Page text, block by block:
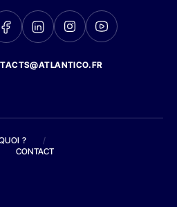
?
/
CONTACT